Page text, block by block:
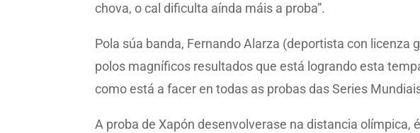
chova, o cal dificulta aínda máis a proba”.
Pola súa banda, Fernando Alarza (deportista con licenza
polos magníficos resultados que está logrando esta
como está a facer en todas as probas das Series
A proba de Xapón desenvolverase na distancia olímpica,